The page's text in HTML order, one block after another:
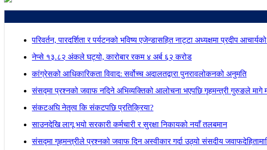
परिवर्तन, पारदर्शिता र पर्यटनको भविष्य एजेन्डासहित नाट्टा अध्यक्षमा प्रदीप
नेप्से १३.८२ अंकले घट्यो, कारोबार रकम ४ अर्ब ६२ करोड
कांग्रेसको आधिकारिकता विवाद: सर्वोच्च अदालतद्वारा पुनरावलोकनको अनुमति
संसद्मा प्रश्नको जवाफ नदिने अभिव्यक्तिको आलोचना भएपछि गृहमन्त्री गुरुङले मागे
संकटअघि नेतृत्व कि संकटपछि प्रतिक्रिया?
साउनदेखि लागू भयो सरकारी कर्मचारी र सुरक्षा निकायको नयाँ तलबमान
संसद्मा गृहमन्त्रीले प्रश्नको जवाफ दिन अस्वीकार गर्दा उठ्यो संसदीय